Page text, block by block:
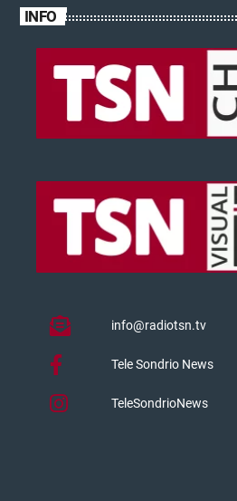
INFO
info@radiotsn.tv
Tele Sondrio News
TeleSondrioNews